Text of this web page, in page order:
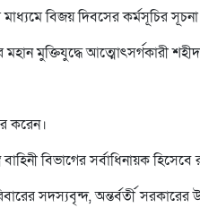
বিজয় দিবসের কর্মসূচির
মুক্তিযুদ্ধে আত্মোৎসর্গকারী
করেন।
বিভাগের সর্বাধিনায়ক হিসেবে
সদস্যবৃন্দ, অন্তর্বর্তী